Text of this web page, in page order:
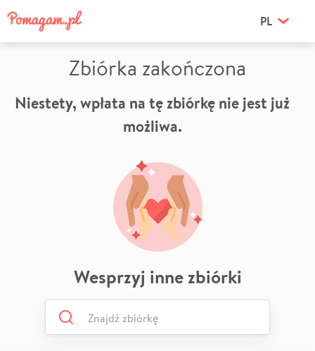
PL
Zbiórka zakończona
Niestety, wpłata na tę zbiórkę nie jest już
możliwa.
Wesprzyj inne zbiórki